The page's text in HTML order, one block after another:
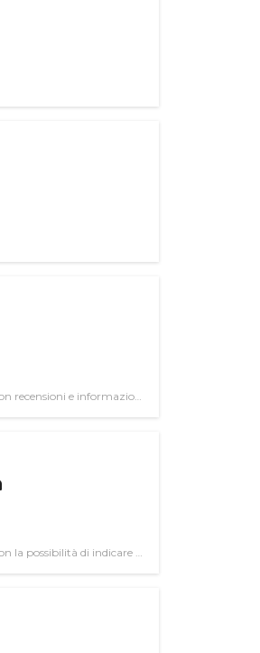
recensioni e informazioni
la possibilità di indicare le